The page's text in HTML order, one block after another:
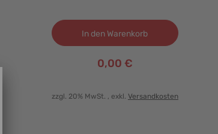
In den Warenkorb
0,00 €
zzgl. 20% MwSt. , exkl. Versandkosten